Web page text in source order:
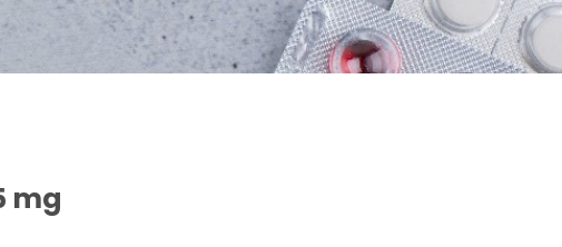
mg